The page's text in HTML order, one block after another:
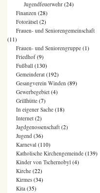
Jugendfeuerwehr (24)
Finanzen (28)
Fotorätsel (2)
Frauen- und Seniorengemeinschaft
(11)
Frauen- und Seniorengruppe (1)
Friedhof(9)
Fußball (130)
Gemeinderat (192)
Gesangverein Winden (89)
Gewerbegebiet (4)
Grillhütte (7)
In eigener Sache (18)
Internet (2)
Jagdgenossenschaft (2)
Jugend (36)
Karneval (110)
Katholische Kirchengemeinde (139)
Kinder von Tschernobyl (4)
Kirche (22)
Kirmes (34)
Kita (35)